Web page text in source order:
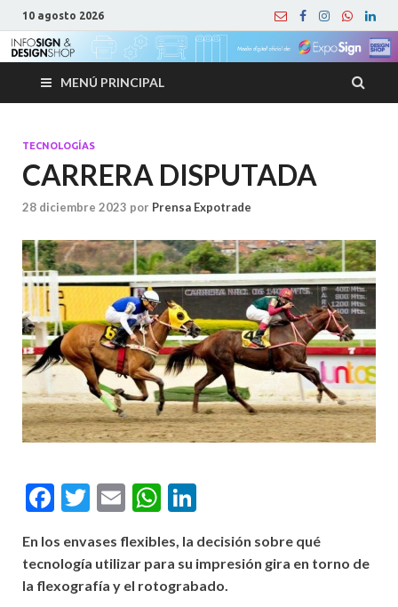
10 agosto 2026
MENÚ PRINCIPAL
TECNOLOGÍAS
CARRERA DISPUTADA
28 diciembre 2023 por Prensa Expotrade
F
e
b
T
itt
er
E
ai
l
W
at
s
ke
dI
En los envases flexibles, la decisión sobre qué
tecnología utilizar para su impresión gira en torno de
la flexografía y el rotograbado.